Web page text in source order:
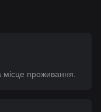
місце проживання.